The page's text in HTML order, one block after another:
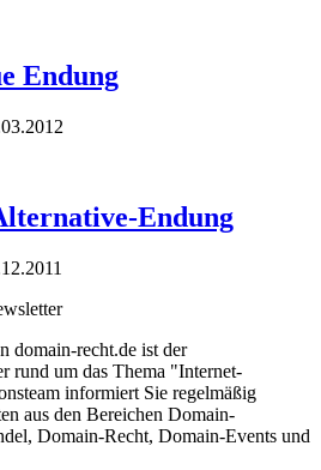
Endung
Endung
domain-recht.de ist der
rund um das Thema "Internet-
informiert Sie regelmäßig
aus den Bereichen Domain-
Domain-Recht, Domain-Events und